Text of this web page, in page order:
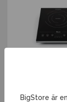
BigStore är